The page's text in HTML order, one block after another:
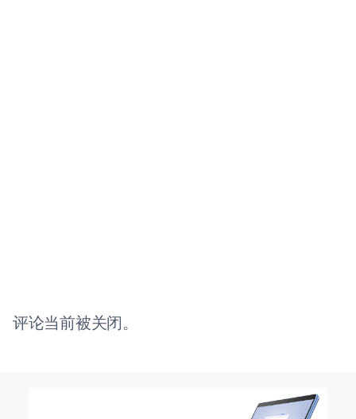
评论当前被关闭。